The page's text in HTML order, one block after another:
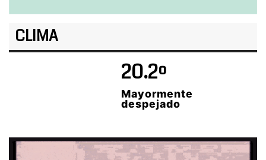
CLIMA
20.2º
Mayormente
despejado